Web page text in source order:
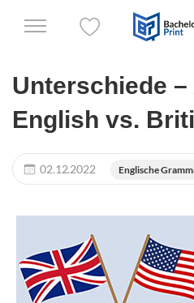
Unterschiede
English vs.
02.12.2022 Englische